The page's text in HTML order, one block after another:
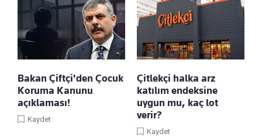
Bakan Çiftçi'den Çocuk
Koruma Kanunu
açıklaması!
Kaydet
Çitlekçi halka arz
katılım endeksine
uygun mu, kaç lot
verir?
Kaydet